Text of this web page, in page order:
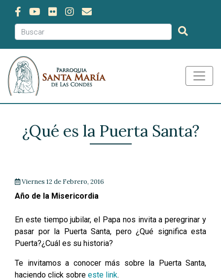
¿Qué es la Puerta Santa?
Viernes 12 de Febrero, 2016
Año de la Misericordia
En este tiempo jubilar, el Papa nos invita a peregrinar y
pasar por la Puerta Santa, pero ¿Qué significa esta
Puerta?¿Cuál es su historia?
Te invitamos a conocer más sobre la Puerta Santa,
haciendo click sobre este link.